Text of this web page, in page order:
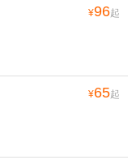
¥96起
¥65起